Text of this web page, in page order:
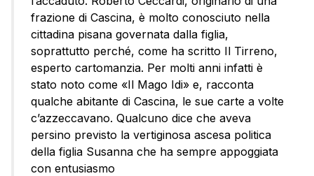
frazione di Cascina, è molto conosciuto nella
cittadina pisana governata dalla figlia,
soprattutto perché, come ha scritto Il Tirreno,
esperto cartomanzia. Per molti anni infatti è
stato noto come «Il Mago Idi» e, racconta
qualche abitante di Cascina, le sue carte a volte
c’azzeccavano. Qualcuno dice che aveva
persino previsto la vertiginosa ascesa politica
della figlia Susanna che ha sempre appoggiata
con entusiasmo